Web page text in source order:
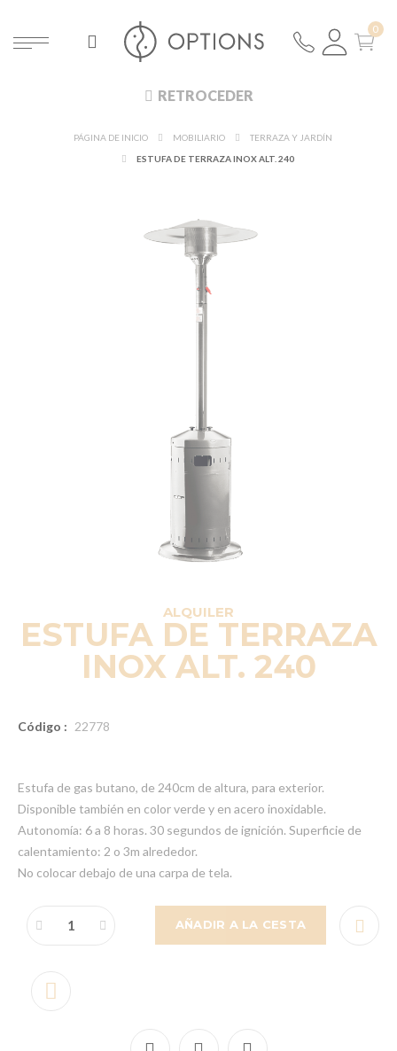
RETROCEDER
PÁGINA DE INICIO MOBILIARIO
TERRAZA Y JARDÍN
ESTUFA DE TERRAZA INOX ALT. 240
ALQUILER
ESTUFA DE TERRAZA
INOX ALT. 240
Código : 22778
Estufa de gas butano, de 240cm de altura, para exterior.
Disponible también en color verde y en acero inoxidable.
Autonomía: 6 a 8 horas. 30 segundos de ignición. Superficie de
calentamiento: 2 o 3m alrededor.
No colocar debajo de una carpa de tela.
AÑADIR A LA CESTA